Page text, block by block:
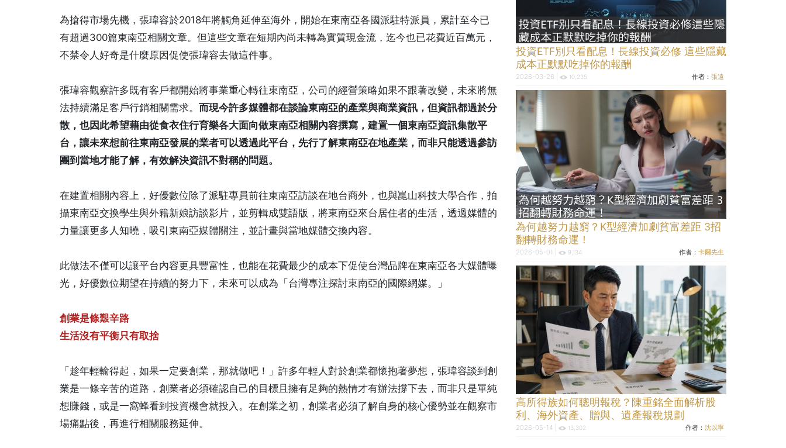
為搶得市場先機，張瑋容於2018年將觸角延伸至海外，開始在東南亞各國派駐特派員，累計至今已
有超過300篇東南亞相關文章。但這些文章在短期內尚未轉為實質現金流，迄今也已花費近百萬元，
不禁令人好奇是什麼原因促使張瑋容去做這件事。
張瑋容觀察許多既有客戶都開始將事業重心轉往東南亞，公司的經營策略如果不跟著改變，未來將無
法持續滿足客戶行銷相關需求。 而現今許多媒體都在談論東南亞的產業與商業資訊，但資訊都過於分
散，也因此希望藉由從食衣住行育樂各大面向做東南亞相關內容撰寫，建置一個東南亞資訊集散平
台，讓未來想前往東南亞發展的業者可以透過此平台，先行了解東南亞在地產業，而非只能透過參訪
團到當地才能了解，有效解決資訊不對稱的問題。
在建置相關內容上，好優數位除了派駐專員前往東南亞訪談在地台商外，也與崑山科技大學合作，拍
攝東南亞交換學生與外籍新娘訪談影片，並剪輯成雙語版，將東南亞來台居住者的生活，透過媒體的
力量讓更多人知曉，吸引東南亞媒體關注，並計畫與當地媒體交換內容。
此做法不僅可以讓平台內容更具豐富性，也能在花費最少的成本下促使台灣品牌在東南亞各大媒體曝
光，好優數位期望在持續的努力下，未來可以成為「台灣專注探討東南亞的國際網媒。」
創業是條艱辛路
生活沒有平衡只有取捨
「趁年輕輸得起，如果一定要創業，那就做吧！」許多年輕人對於創業都懷抱著夢想，張瑋容談到創
業是一條辛苦的道路，創業者必須確認自己的目標且擁有足夠的熱情才有辦法撐下去，而非只是單純
想賺錢，或是一窩蜂看到投資機會就投入。在創業之初，創業者必須了解自身的核心優勢並在觀察市
場痛點後，再進行相關服務延伸。
投資ETF別只看配息！長線投資必修 這些隱藏
成本正默默吃掉你的報酬
2026-03-26 | 10,235 作者：張遠
為何越努力越窮？K型經濟加劇貧富差距 3招
翻轉財務命運！
2026-05-01 | 9,134 作者：卡爾先生
高所得族如何聰明報稅？陳重銘全面解析股
利、海外資產、贈與、遺產報稅規劃
2026-05-14 | 13,302 作者：沈以寧